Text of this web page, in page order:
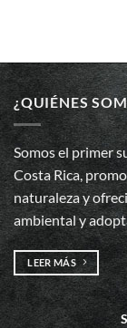
¿QUIÉNES
Somos el primer
Costa Rica,
naturaleza y
ambiental y
LEER MÁS